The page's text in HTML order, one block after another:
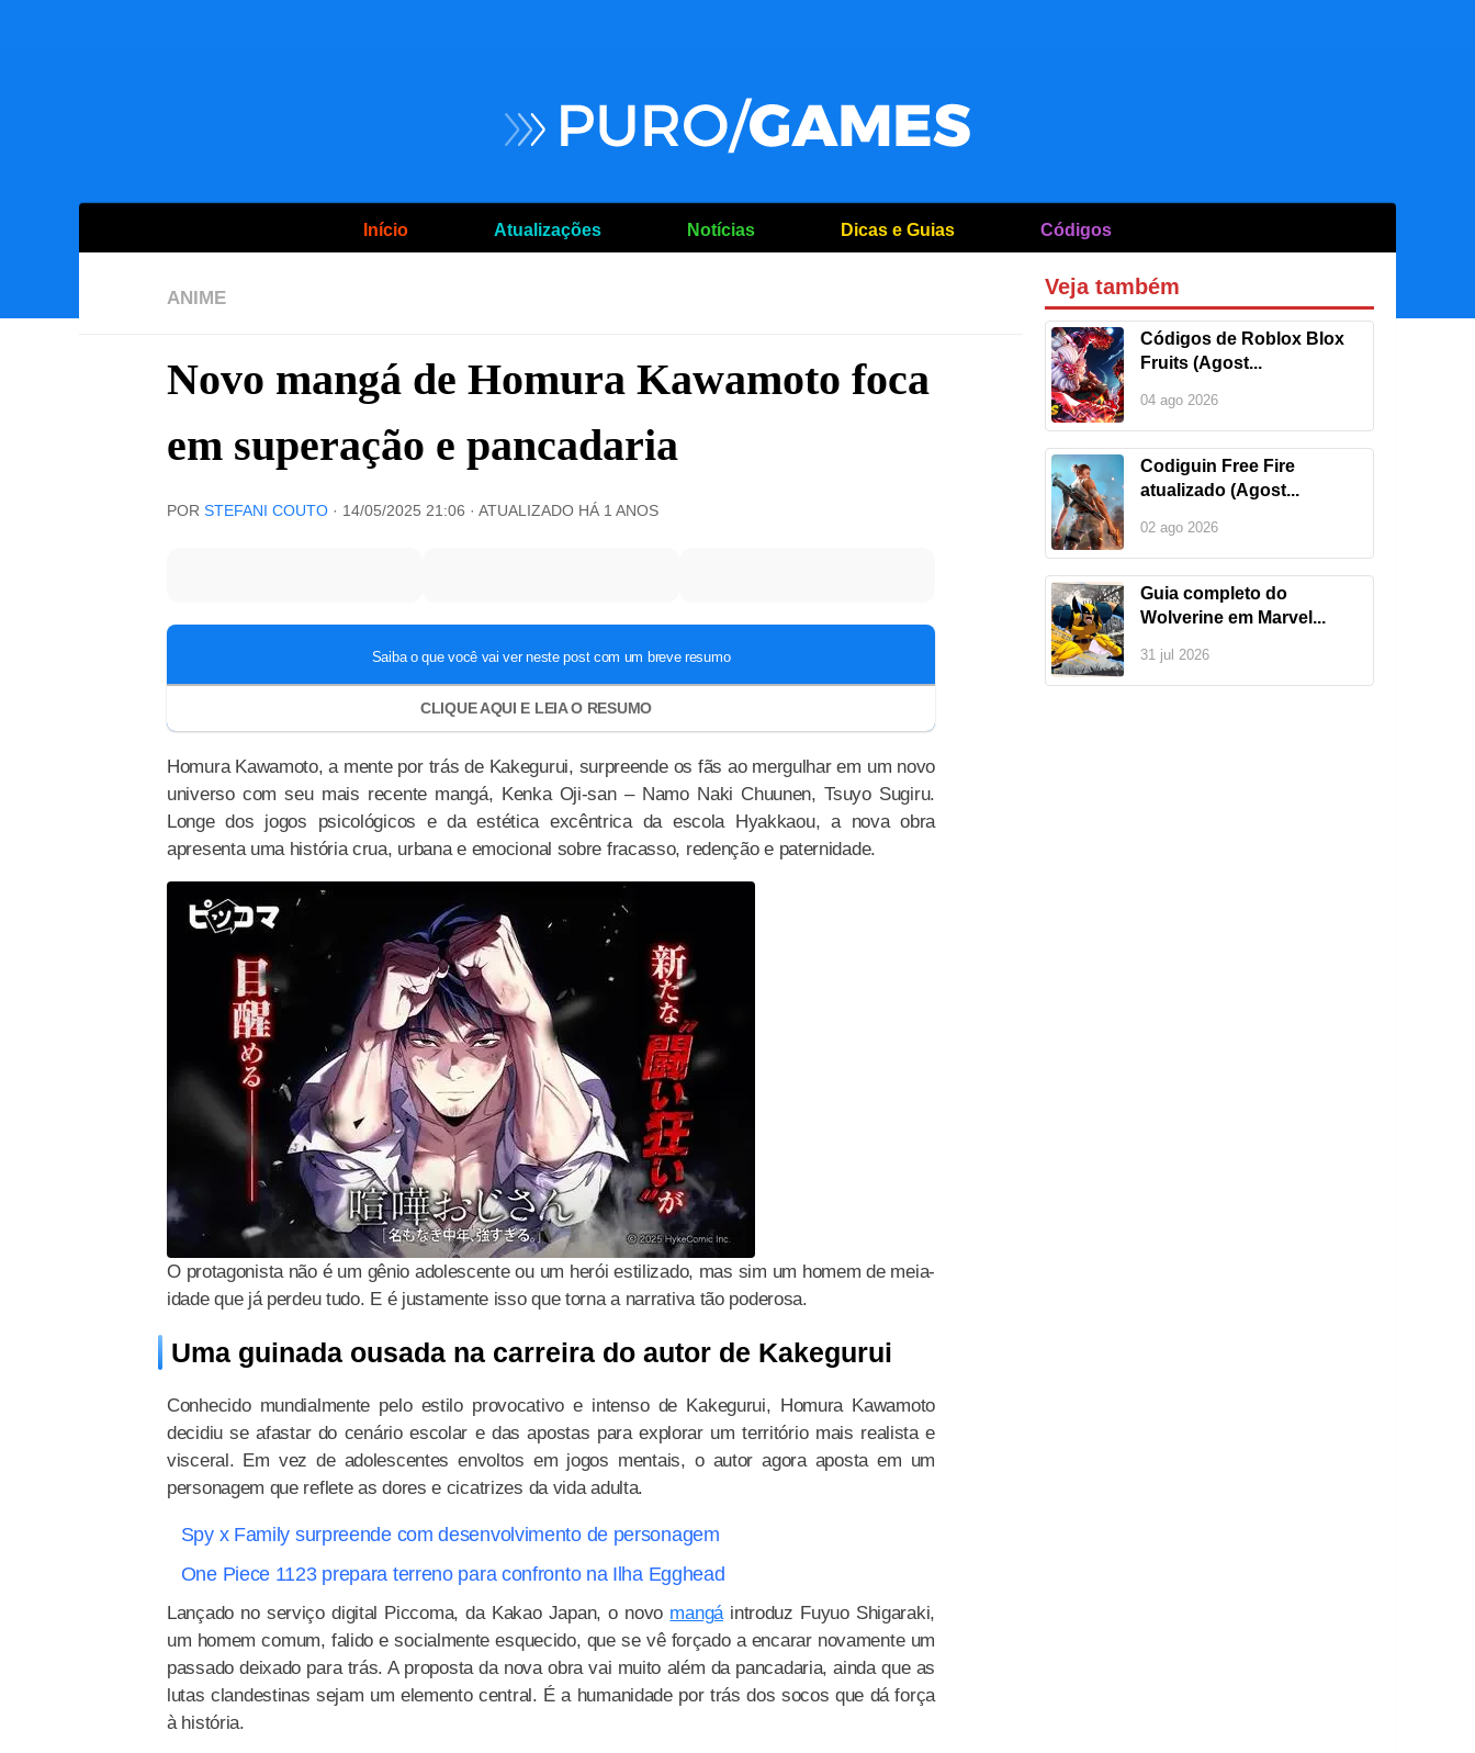
Início Atualizações Notícias Dicas e Guias Códigos
ANIME
Novo mangá de Homura Kawamoto foca
em superação e pancadaria
POR STEFANI COUTO · 14/05/2025 21:06 · ATUALIZADO HÁ 1 ANOS
Homura Kawamoto, a mente por trás de Kakegurui, surpreende os fãs ao mergulhar em um novo
universo com seu mais recente mangá, Kenka Oji-san – Namo Naki Chuunen, Tsuyo Sugiru.
Longe dos jogos psicológicos e da estética excêntrica da escola Hyakkaou, a nova obra
apresenta uma história crua, urbana e emocional sobre fracasso, redenção e paternidade.
O protagonista não é um gênio adolescente ou um herói estilizado, mas sim um homem de meia-
idade que já perdeu tudo. E é justamente isso que torna a narrativa tão poderosa.
Uma guinada ousada na carreira do autor de Kakegurui
Conhecido mundialmente pelo estilo provocativo e intenso de Kakegurui, Homura Kawamoto
decidiu se afastar do cenário escolar e das apostas para explorar um território mais realista e
visceral. Em vez de adolescentes envoltos em jogos mentais, o autor agora aposta em um
personagem que reflete as dores e cicatrizes da vida adulta.
Spy x Family surpreende com desenvolvimento de personagem
One Piece 1123 prepara terreno para confronto na Ilha Egghead
Lançado no serviço digital Piccoma, da Kakao Japan, o novo mangáintroduz Fuyuo Shigaraki,
um homem comum, falido e socialmente esquecido, que se vê forçado a encarar novamente um
passado deixado para trás. A proposta da nova obra vai muito além da pancadaria, ainda que as
lutas clandestinas sejam um elemento central. É a humanidade por trás dos socos que dá força
à história.
Veja também
Códigos de Roblox Blox
Fruits (Agost...
04 ago 2026
Codiguin Free Fire
atualizado (Agost...
02 ago 2026
Guia completo do
Wolverine em Marvel...
31 jul 2026